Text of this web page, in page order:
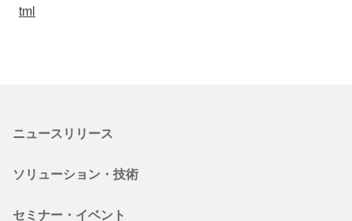
tml
ニュースリリース
ソリューション・技術
セミナー・イベント